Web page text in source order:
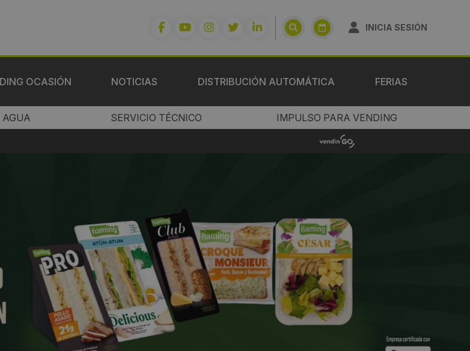
INICIA SESIÓN
OCASIÓN NOTICIAS DISTRIBUCIÓN AUTOMÁTICA FERIAS
AGUA SERVICIO TÉCNICO IMPULSO PARA VENDING